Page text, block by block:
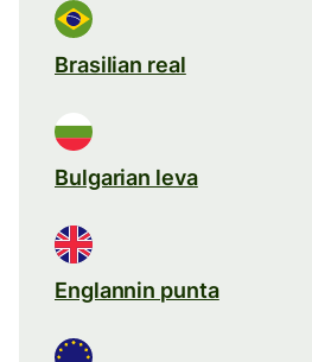
Brasilian real
Bulgarian leva
Englannin punta